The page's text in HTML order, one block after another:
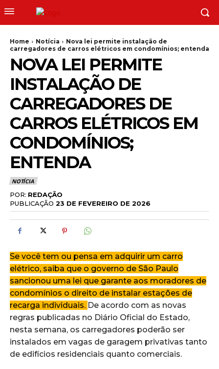
Home Notícia
Nova lei permite instalação de
carregadores de carros elétricos em condomínios; entenda
NOVA LEI PERMITE
INSTALAÇÃO DE
CARREGADORES DE
CARROS ELÉTRICOS EM
CONDOMÍNIOS;
ENTENDA
NOTÍCIA
POR: REDAÇÃO
PUBLICAÇÃO 23 DE FEVEREIRO DE 2026
Se você tem ou pensa em adquirir um carro
elétrico, saiba que o governo de São Paulo
sancionou uma lei que garante aos moradores de
condomínios o direito de instalar estações de
recarga individuais. De acordo com as novas
regras publicadas no Diário Oficial do Estado,
nesta semana, os carregadores poderão ser
instalados em vagas de garagem privativas tanto
de edifícios residenciais quanto comerciais.